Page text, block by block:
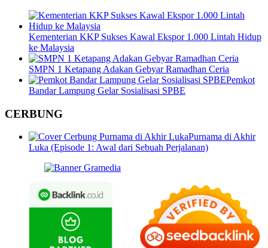
Kementerian KKP Sukses Kawal Ekspor 1.000 Lintah Hidup
ke Malaysia
SMPN 1 Ketapang Adakan Gebyar Ramadhan Ceria
Pemkot
Bandar Lampung Gelar Sosialisasi SPBE
CERBUNG
Purnama di Akhir
Luka (Episode 1: Awal dari Sebuah Perjalanan)